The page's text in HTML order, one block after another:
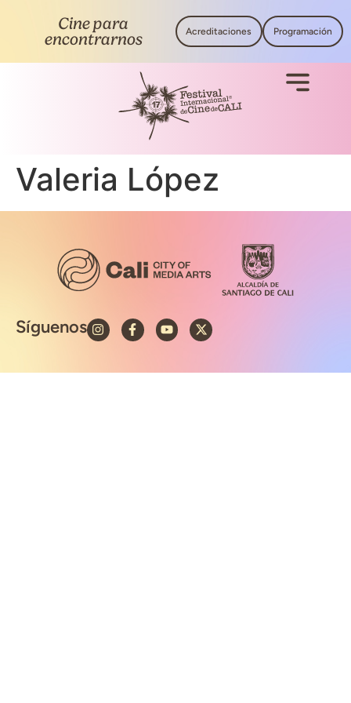
Cine para
encontrarnos
Acreditaciones Programación
Valeria López
Síguenos